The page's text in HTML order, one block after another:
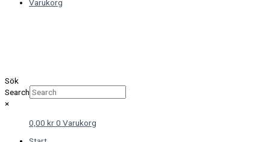
Varukorg
Sök
Search
×
0,00 kr0 Varukorg